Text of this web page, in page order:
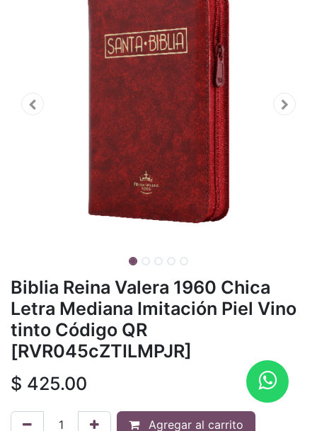
Biblia Reina Valera 1960 Chica
Letra Mediana Imitación Piel Vino
tinto Código QR
[RVR045cZTILMPJR]
$ 425.00
Agregar al carrito